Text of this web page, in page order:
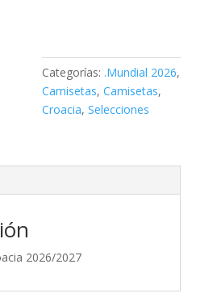
Categorías: .Mundial 2026,
Camisetas,Camisetas,
Croacia,Selecciones
2026/2027